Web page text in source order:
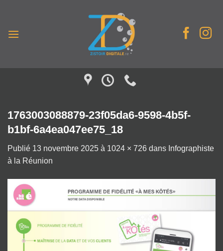
contenu
1763003088879-23f05da6-9598-4b5f-
b1bf-6a4ea047ee75_18
Publié 13 novembre 2025 à 1024 × 726 dans Infographiste
à la Réunion